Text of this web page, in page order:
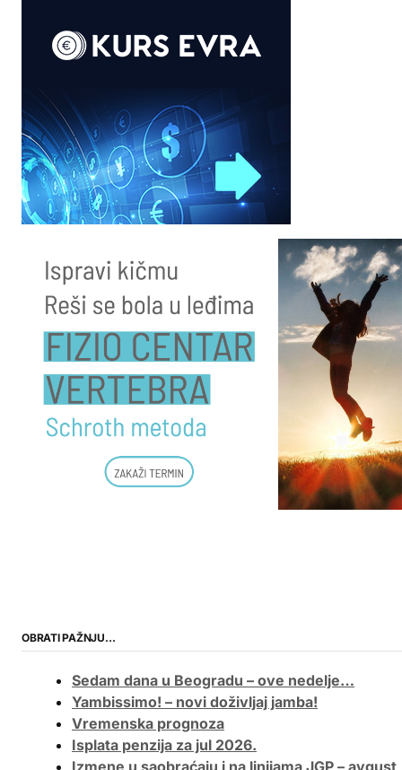
OBRATI PAŽNJU…
Sedam dana u Beogradu – ove nedelje…
Yambissimo! – novi doživljaj jamba!
Vremenska prognoza
Isplata penzija za jul 2026.